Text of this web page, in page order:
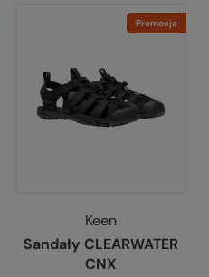
Promocja
Keen
Sandały CLEARWATER
CNX